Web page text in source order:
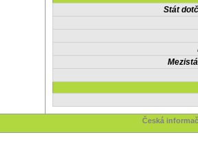
Stát
Česká